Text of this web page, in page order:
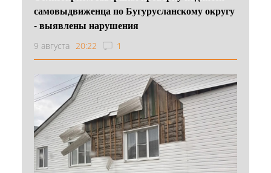
самовыдвиженца по Бугурусланскому округу
- выявлены нарушения
9 августа 20:22 1